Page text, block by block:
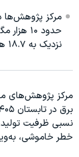
مرکز پژوهش‌ها
حدود ۱۰
نزدیک به ۱۸.۷ هزار مگاواتی را محتمل دانسته است.
مرکز پژوهش‌های
نسبی ظرفیت
خطر خاموشی،